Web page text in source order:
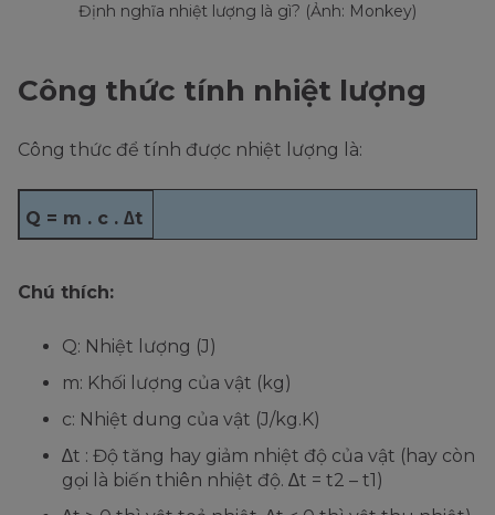
Định nghĩa nhiệt lượng là gì? (Ảnh: Monkey)
Công thức tính nhiệt lượng
Công thức để tính được nhiệt lượng là:
Q = m . c . ∆t
Chú thích:
Q: Nhiệt lượng (J)
m: Khối lượng của vật (kg)
c: Nhiệt dung của vật (J/kg.K)
∆t : Độ tăng hay giảm nhiệt độ của vật (hay còn
gọi là biến thiên nhiệt độ. ∆t = t2 – t1)